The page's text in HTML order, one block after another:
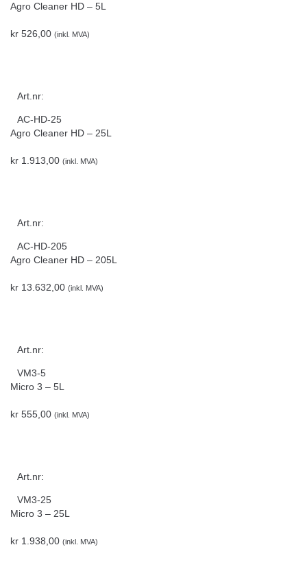
Agro Cleaner HD – 5L
kr 526,00 (inkl. MVA)
Art.nr:
AC-HD-25
Agro Cleaner HD – 25L
kr 1.913,00 (inkl. MVA)
Art.nr:
AC-HD-205
Agro Cleaner HD – 205L
kr 13.632,00 (inkl. MVA)
Art.nr:
VM3-5
Micro 3 – 5L
kr 555,00 (inkl. MVA)
Art.nr:
VM3-25
Micro 3 – 25L
kr 1.938,00 (inkl. MVA)